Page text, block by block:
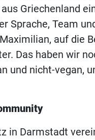
Griechenland
Sprache, Team
auf die
Das haben wir
und nicht-vegan,
in Darmstadt